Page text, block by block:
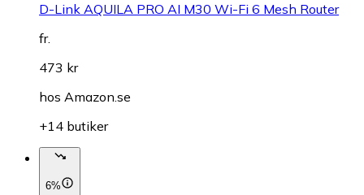
D-Link AQUILA PRO AI M30 Wi-Fi 6 Mesh Router
fr.
473 kr
hos Amazon.se
+14 butiker
6%